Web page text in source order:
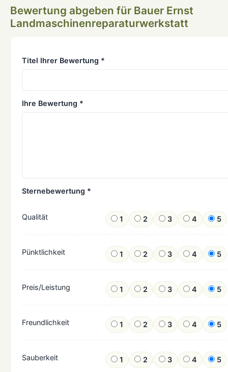
Bewertung abgeben für Bauer Ernst
Landmaschinenreparaturwerkstatt
Titel Ihrer Bewertung *
Ihre Bewertung *
Sternebewertung *
Qualität 1 2 3 4 5
Pünktlichkeit 1 2 3 4 5
Preis/Leistung 1 2 3 4 5
Freundlichkeit 1 2 3 4 5
Sauberkeit 1 2 3 4 5